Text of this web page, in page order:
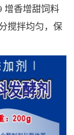
增香增甜饲料
搅拌均匀，保